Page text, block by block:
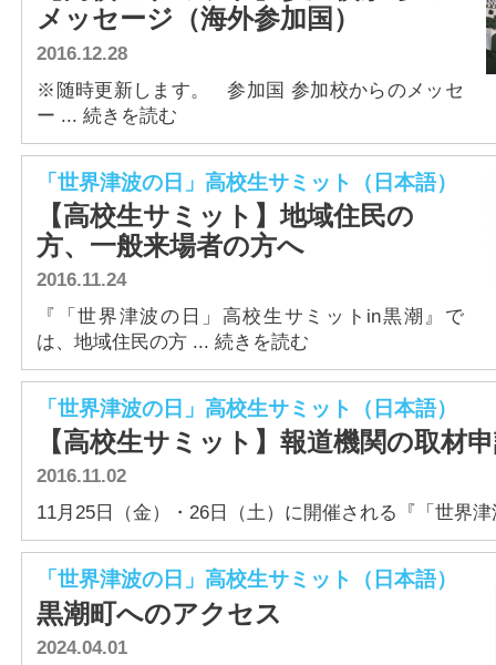
メッセージ（海外参加国）
2016.12.28
※随時更新します。 参加国 参加校からのメッセ
ー ... 続きを読む
「世界津波の日」高校生サミット（日本語）
【高校生サミット】地域住民の
方、一般来場者の方へ
2016.11.24
『「世界津波の日」高校生サミットin黒潮』で
は、地域住民の方 ... 続きを読む
「世界津波の日」高校生サミット（日本語）
【高校生サミット】報道機関の取材
2016.11.02
11月25日（金）・26日（土）に開催される『「世界
「世界津波の日」高校生サミット（日本語）
黒潮町へのアクセス
2024.04.01